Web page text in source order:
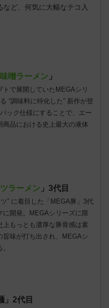
ど、何気に大幅なテコ入
噌ラーメン 」
で展開していたMEGAシリ
“調味料に特化した” 新作が登
ック仕様にすることで、エー
商品における史上最大の液体
ラーメン 」3代目
” に着目した「MEGA豚」3代
に開発。MEGAシリーズに限
上もっとも濃厚な豚骨感は素
旨味が打ち出され、MEGAシ
2代目